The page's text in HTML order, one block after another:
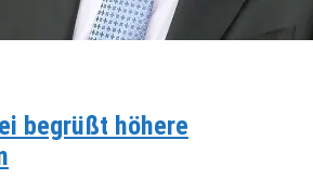
begrüßt höhere